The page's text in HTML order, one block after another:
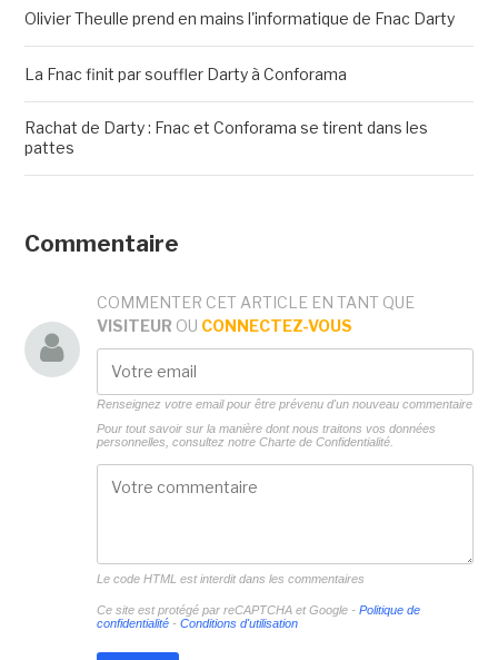
Olivier Theulle prend en mains l'informatique de Fnac Darty
La Fnac finit par souffler Darty à Conforama
Rachat de Darty : Fnac et Conforama se tirent dans les
pattes
Commentaire
COMMENTER CET ARTICLE EN TANT QUE
VISITEUR OU CONNECTEZ-VOUS
Renseignez votre email pour être prévenu d'un nouveau commentaire
Pour tout savoir sur la manière dont nous traitons vos données
personnelles, consultez notre Charte de Confidentialité.
Le code HTML est interdit dans les commentaires
Ce site est protégé par reCAPTCHA et Google - Politique de
confidentialité- Conditions d'utilisation